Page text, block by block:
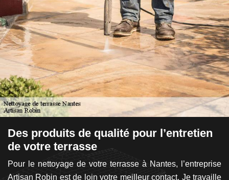
Des produits de qualité pour l’entretien
de votre terrasse
Pour le nettoyage de votre terrasse à Nantes, l’entreprise
Artisan Robin est de loin votre meilleur contact. Je travaille